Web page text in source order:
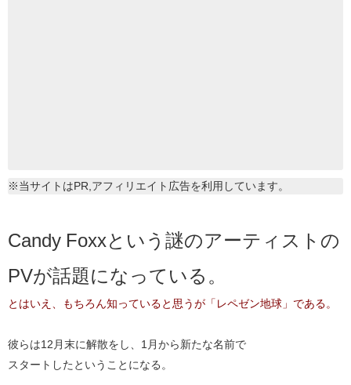
※当サイトはPR,アフィリエイト広告を利用しています。
Candy Foxxという謎のアーティストの
PVが話題になっている。
とはいえ、もちろん知っていると思うが「レペゼン地球」である。
彼らは12月末に解散をし、1月から新たな名前で
スタートしたということになる。